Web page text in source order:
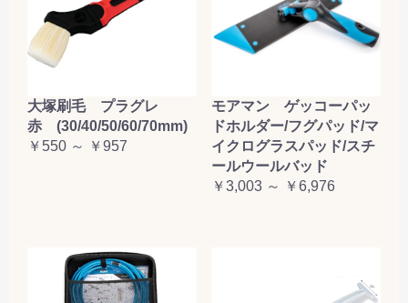
大塚刷毛 プラグレ
赤 (30/40/50/60/70mm)
￥550 ～ ￥957
モアマン ゲッコーパッ
ドホルダー/フグパッド/マ
イクログラスパッド/スチ
ールウールバッド
￥3,003 ～ ￥6,976